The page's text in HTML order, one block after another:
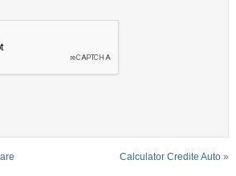
Calculator Credite Auto »